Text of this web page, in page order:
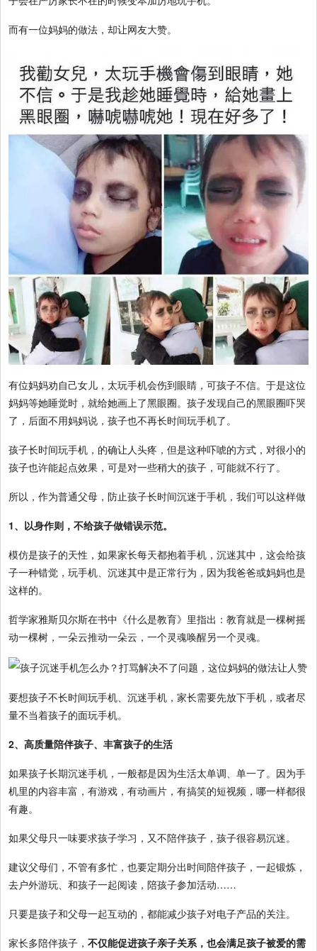
而有一位妈妈的做法，却让网友大赞。
有位妈妈劝自己女儿，太玩手机会伤到眼睛，可孩子不信。于是这位
妈妈等她睡觉时，就给她画上了黑眼圈。孩子发现自己的黑眼圈吓哭
了，后面不用妈妈说，孩子也不再长时间玩手机了。
孩子长时间玩手机，的确让人头疼，但是这种吓唬的方式，对很小的
孩子也许能起点效果，可是对一些稍大的孩子，可能就不行了。
所以，作为普通父母，防止孩子长时间沉迷于手机，我们可以这样做
1、以身作则，不给孩子做错误示范。
模仿是孩子的天性，如果家长每天都抱着手机，沉迷其中，这会给孩
子一种错觉，玩手机、沉迷其中是正常行为，因为我爸爸或妈妈也是
这样的。
哲学家雅斯贝尔斯在书中《什么是教育》里指出：教育就是一棵树摇
动一棵树，一朵云推动一朵云，一个灵魂唤醒另一个灵魂。
要想孩子不长时间玩手机、沉迷手机，家长需要先放下手机，或者尽
量不当着孩子的面玩手机。
2、高质量陪伴孩子、丰富孩子的生活
如果孩子长期沉迷手机，一般都是因为生活太单调、单一了。因为手
机里的内容丰富，有游戏，有动画片，有搞笑的短视频，哪一样都很
有趣。
如果父母只一味要求孩子学习，又不陪伴孩子，孩子很容易沉迷。
建议父母们，不管有多忙，也要定期分出时间陪伴孩子，一起锻炼，
去户外游玩、和孩子一起阅读，陪孩子参加活动……
只要是孩子和父母一起互动的，都能减少孩子对电子产品的关注。
家长多陪伴孩子，不仅能促进孩子亲子关系，也会满足孩子被爱的需